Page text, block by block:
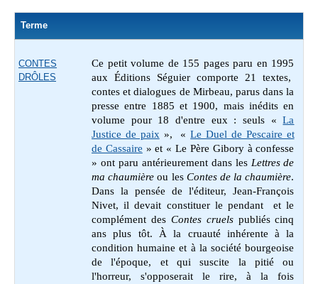
Terme
CONTES
DRÔLES
Ce petit volume de 155 pages paru en 1995
aux Éditions Séguier comporte 21 textes,
contes et dialogues de Mirbeau, parus dans la
presse entre 1885 et 1900, mais inédits en
volume pour 18 d'entre eux : seuls «La
Justice de paix», «Le Duel de Pescaire et
de Cassaire » et « Le Père Gibory à confesse
» ont paru antérieurement dans les Lettres de
ma chaumière ou les Contes de la chaumière.
Dans la pensée de l'éditeur, Jean-François
Nivet, il devait constituer le pendant et le
complément des Contes cruelspubliés cinq
ans plus tôt. À la cruauté inhérente à la
condition humaine et à la société bourgeoise
de l'époque, et qui suscite la pitié ou
l'horreur, s'opposerait le rire, à la fois